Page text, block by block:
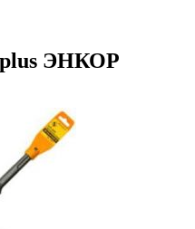
plus ЭНКОР